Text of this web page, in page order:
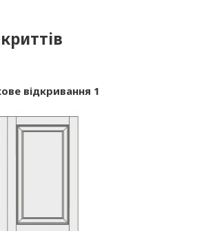
відкривання 1